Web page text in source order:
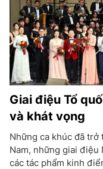
Giai điệu Tổ
và khát vọng
Những ca khúc đã
Nam, những giai điệu
các tác phẩm kinh